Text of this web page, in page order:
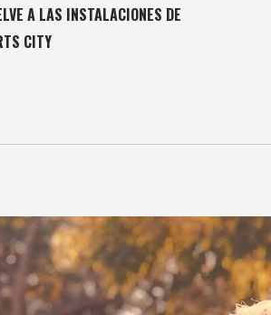
A LAS INSTALACIONES DE
CITY